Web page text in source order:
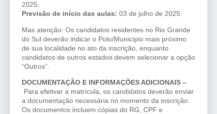
2025.
Previsão de início das aulas: 03 de julho de 2025.
Mas atenção: Os candidatos residentes no Rio Grande
do Sul deverão indicar o Polo/Município mais próximo
de sua localidade no ato da inscrição, enquanto
candidatos de outros estados devem selecionar a opção
“Outros”.
DOCUMENTAÇÃO E INFORMAÇÕES ADICIONAIS –
Para efetivar a matrícula, os candidatos deverão enviar
a documentação necessária no momento da inscrição.
Os documentos incluem cópias do RG, CPF e